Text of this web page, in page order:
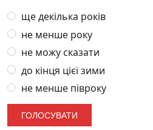
ще декілька років
не менше року
не можу сказати
до кінця цієї зими
не менше півроку